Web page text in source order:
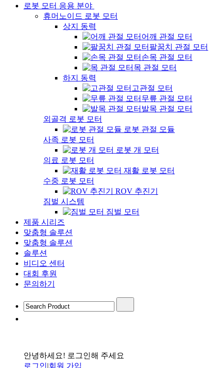
로봇 모터 응용 분야
휴머노이드 로봇 모터
상지 동력
어깨 관절 모터
팔꿈치 관절 모터
손목 관절 모터
목 관절 모터
하지 동력
고관절 모터
무릎 관절 모터
발목 관절 모터
외골격 로봇 모터
로봇 관절 모듈
사족 로봇 모터
로봇 개 모터
의료 로봇 모터
재활 로봇 모터
수중 로봇 모터
ROV 추진기
짐벌 시스템
짐벌 모터
제품 시리즈
맞춤형 솔루션
맞춤형 솔루션
솔루션
비디오 센터
대회 후원
문의하기
안녕하세요! 로그인해 주세요
로그인|회원 가입